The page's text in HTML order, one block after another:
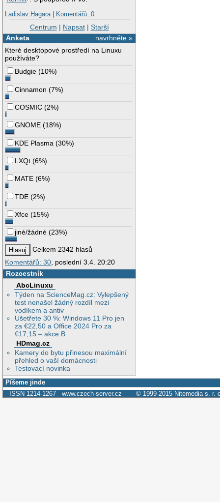
Ladislav Hagara| Komentářů: 0
Centrum | Napsat| Starší
navrhněte »
Anketa
Které desktopové prostředí na Linuxu
používáte?
Budgie (10%)
Cinnamon (7%)
COSMIC (2%)
GNOME (18%)
KDE Plasma (30%)
LXQt (6%)
MATE (6%)
TDE (2%)
Xfce (15%)
jiné/žádné (23%)
Celkem 2342 hlasů
Komentářů: 30 , poslední 3.4. 20:20
Rozcestník
AbcLinuxu
Týden na ScienceMag.cz: Vylepšený
test nenašel žádný rozdíl mezi
vodíkem a antiv
Ušetřete 30 %: Windows 11 Pro jen
za €22,50 a Office 2024 Pro za
€17,15 – akce B
HDmag.cz
Kamery do bytu přinesou maximální
přehled o vaší domácnosti
Testovací novinka
Píšeme jinde
ISSN 1214-1267 www.czech-server.cz © 1999-2015 Nitemedia s. r.